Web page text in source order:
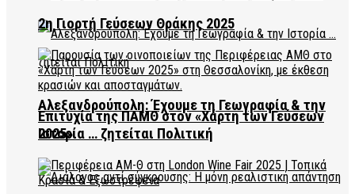
Αλεξανδρούπολη: Έχουμε τη Γεωγραφία & την
Ιστορία … ζητείται Πολιτική
2η Γιορτή Γεύσεων Θράκης 2025
Επιτυχία της ΠΑΜΘ στον «Χάρτη των Γεύσεων
2025»